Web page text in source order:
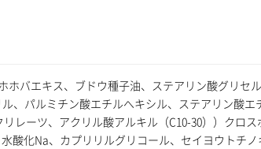
バエキス、ブドウ種子油、ステアリン酸グリ
、パルミチン酸エチルへキシル、ステアリン酸
レーツ、アクリル酸アルキル（C10-30））クロ
酸化Na、カプリリルグリコール、セイヨウトチ